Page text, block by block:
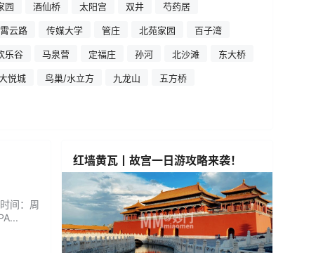
园 酒仙桥 太阳宫 双井 芍药居
云路 传媒大学 管庄 北苑家园 百子湾
乐谷 马泉营 定福庄 孙河 北沙滩 东大桥
悦城 鸟巢/水立方 九龙山 五方桥
间：周
红墙黄瓦丨故宫一日游攻略来袭！